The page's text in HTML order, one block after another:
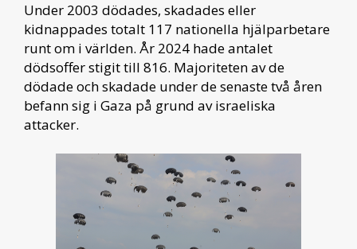
Under 2003 dödades, skadades eller
kidnappades totalt 117 nationella hjälparbetare
runt om i världen. År 2024 hade antalet
dödsoffer stigit till 816. Majoriteten av de
dödade och skadade under de senaste två åren
befann sig i Gaza på grund av israeliska
attacker.